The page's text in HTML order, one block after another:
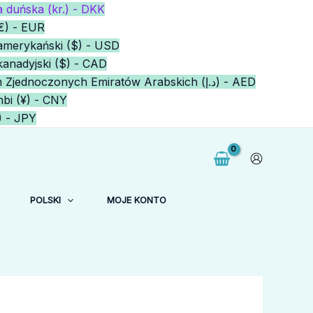
duńska (kr.) - DKK
- EUR
($) - USD
($) - CAD
Dirham Zjednoczonych Emiratów Arabskich (د.إ) - AED
(¥) - CNY
- JPY
POLSKI MOJE KONTO